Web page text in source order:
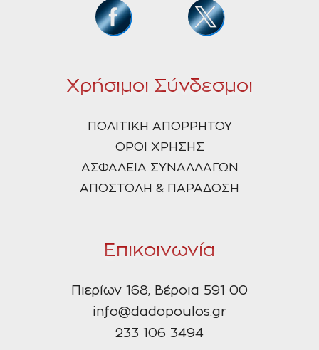
Χρήσιμοι Σύνδεσμοι
ΠΟΛΙΤΙΚΗ ΑΠΟΡΡΗΤΟΥ
ΟΡΟΙ ΧΡΗΣΗΣ
ΑΣΦΑΛΕΙΑ ΣΥΝΑΛΛΑΓΩΝ
ΑΠΟΣΤΟΛΗ & ΠΑΡΑΔΟΣΗ
Επικοινωνία
Πιερίων 168, Βέροια 591 00
info@dadopoulos.gr
233 106 3494